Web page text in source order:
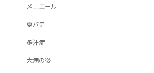
メニエール
夏バテ
多汗症
大病の後